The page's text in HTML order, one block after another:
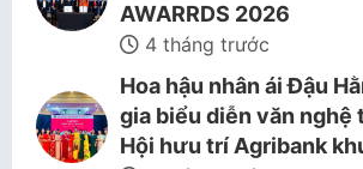
AWARRDS 2026
4 tháng trước
Hoa hậu nhân ái Đậu
gia biểu diễn văn nghệ
Hội hưu trí Agribank